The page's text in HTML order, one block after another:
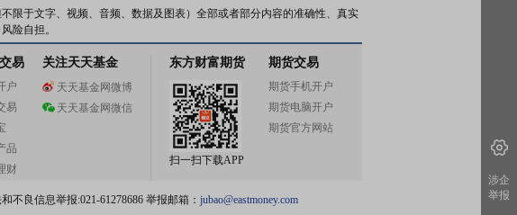
限于文字、视频、音频、数据及图表）全部或者部分内容的准确性、真实
险自担。
易
户
易
品
财
关注天天基金
天天基金网微博
天天基金网微信
东方财富期货
扫一扫下载APP
期货交易
期货手机开户
期货电脑开户
期货官方网站
不良信息举报:021-61278686 举报邮箱： jubao@eastmoney.com
涉企
举报